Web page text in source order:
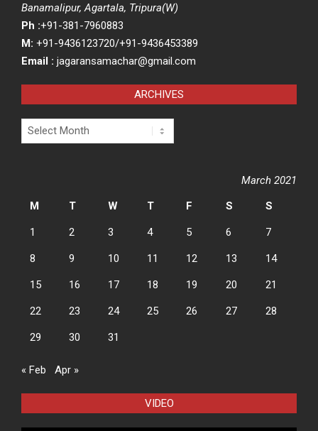
Banamalipur, Agartala, Tripura(W)
Ph :+91-381-7960883
M: +91-9436123720/+91-9436453389
Email : jagaransamachar@gmail.com
ARCHIVES
Archives
March 2021
M
T W T F S S
1 2 3 4 5 6 7
8 9 10 11 12 13 14
15 16 17 18 19 20 21
22 23 24 25 26 27 28
29 30 31
« Feb Apr »
VIDEO